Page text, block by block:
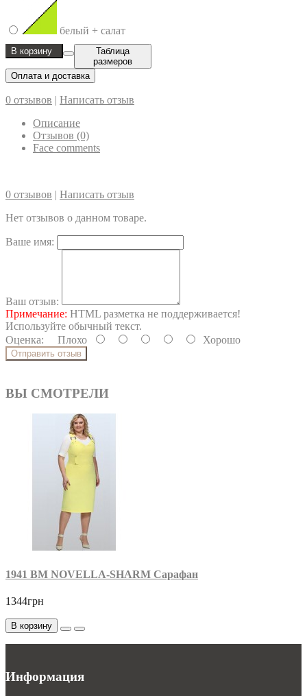
белый + салат
В корзину
Таблица
размеров
Оплата и доставка
0 отзывов | Написать отзыв
Описание
Отзывов (0)
Face comments
0 отзывов | Написать отзыв
Нет отзывов о данном товаре.
Ваше имя:
Ваш отзыв:
Примечание: HTML разметка не поддерживается!
Используйте обычный текст.
Оценка: Плохо Хорошо
Отправить отзыв
ВЫ СМОТРЕЛИ
1941 BM NOVELLA-SHARM Сарафан
1344грн
В корзину
Информация